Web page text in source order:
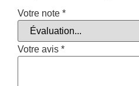
Votre note *
Votre avis *